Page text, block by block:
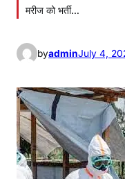
मरीज को भर्ती…
byadminJuly 4,